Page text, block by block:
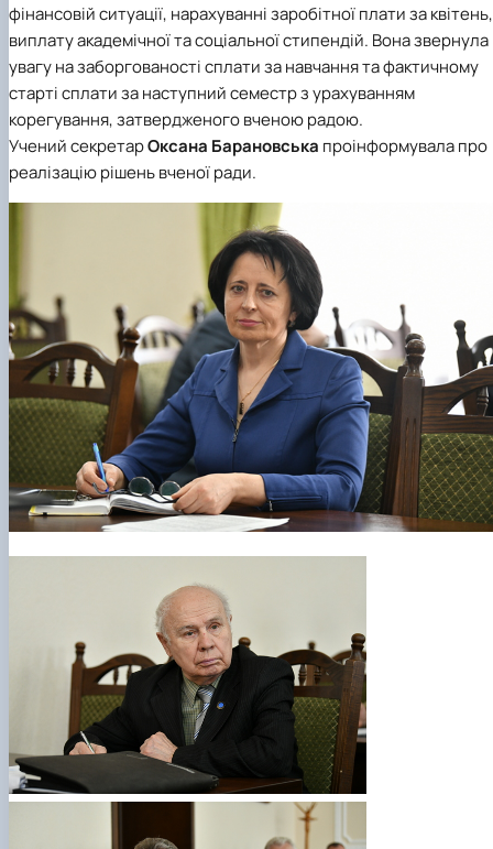
фінансовій ситуації, нарахуванні заробітної плати за квітень,
виплату академічної та соціальної стипендій. Вона звернула
увагу на заборгованості сплати за навчання та фактичному
старті сплати за наступний семестр з урахуванням
корегування, затвердженого вченою радою.
Учений секретарОксана Барановська проінформувала про
реалізацію рішень вченої ради.